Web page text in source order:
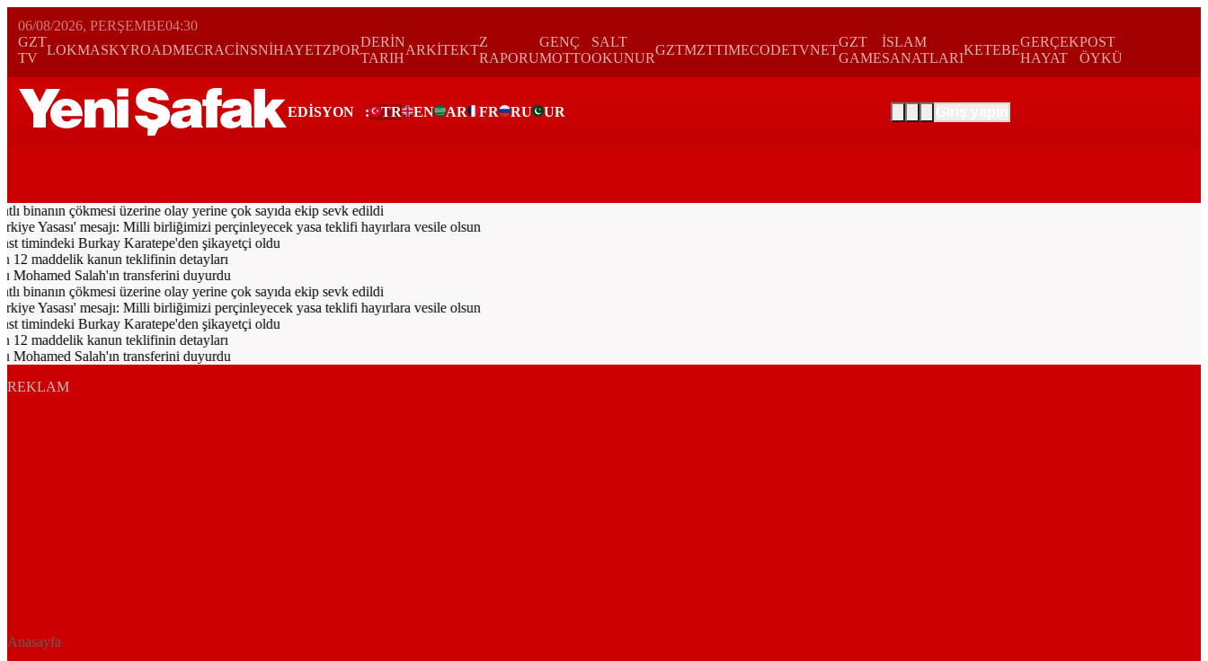
06/08/2026, PERŞEMBE04:30
GZT
TV
LOKMASKYROADMECRACİNSNİHAYETZPOR
DERİN
TARIH
ARKİTEKT
Z
RAPORU
GENÇ
MOTTO
SALT
OKUNUR
GZTMZTTIMECODETVNET
GZT
GAME
İSLAM
SANATLARI
KETEBE
GERÇEK
HAYAT
POST
ÖYKÜ
EDİSYON : TR EN AR FR RU UR
binanın çökmesi üzerine olay yerine çok sayıda ekip sevk edildi
Yasası' mesajı: Milli birliğimizi perçinleyecek yasa teklifi hayırlara vesile olsun
timindeki Burkay Karatepe'den şikayetçi oldu
maddelik kanun teklifinin detayları
Salah'ın transferini duyurdu
binanın çökmesi üzerine olay yerine çok sayıda ekip sevk edildi
Yasası' mesajı: Milli birliğimizi perçinleyecek yasa teklifi hayırlara vesile olsun
timindeki Burkay Karatepe'den şikayetçi oldu
maddelik kanun teklifinin detayları
Salah'ın transferini duyurdu
REKLAM
Anasayfa